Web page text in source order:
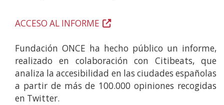
ACCESO AL INFORME (Abre
nueva
ventana)
Fundación ONCE ha hecho público un informe,
realizado en colaboración con Citibeats, que
analiza la accesibilidad en las ciudades españolas
a partir de más de 100.000 opiniones recogidas
en Twitter.